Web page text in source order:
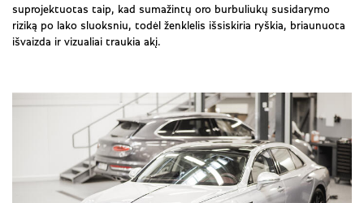
suprojektuotas taip, kad sumažintų oro burbuliukų susidarymo
riziką po lako sluoksniu, todėl ženklelis išsiskiria ryškia, briaunuota
išvaizda ir vizualiai traukia akį.